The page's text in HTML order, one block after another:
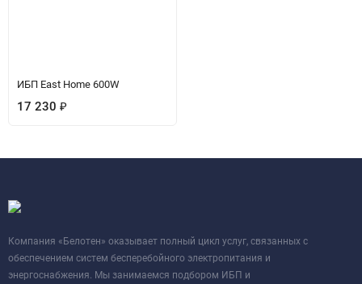
ИБП East Home 600W
17 230 ₽
Компания «Белотен» оказывает полный цикл услуг, связанных с
обеспечением систем бесперебойного электропитания и
энергоснабжения. Мы занимаемся подбором ИБП и